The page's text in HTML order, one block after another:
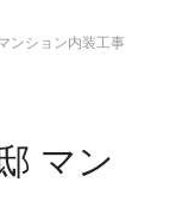
ンション内装工事
マン